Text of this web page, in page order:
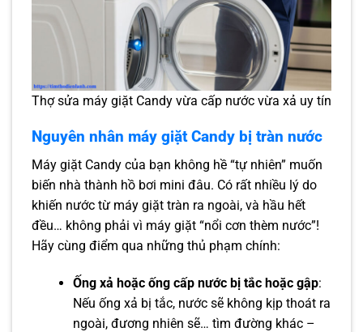
Thợ sửa máy giặt Candy vừa cấp nước vừa xả uy tín
Nguyên nhân máy giặt Candy bị tràn nước
Máy giặt Candy của bạn không hề “tự nhiên” muốn
biến nhà thành hồ bơi mini đâu. Có rất nhiều lý do
khiến nước từ máy giặt tràn ra ngoài, và hầu hết
đều… không phải vì máy giặt “nổi cơn thèm nước”!
Hãy cùng điểm qua những thủ phạm chính:
Ống xả hoặc ống cấp nước bị tắc hoặc gập:
Nếu ống xả bị tắc, nước sẽ không kịp thoát ra
ngoài, đương nhiên sẽ… tìm đường khác –